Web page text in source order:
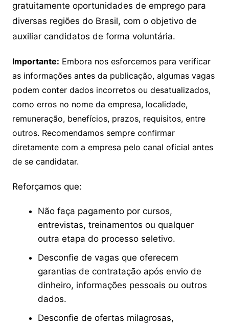
gratuitamente oportunidades de emprego para
diversas regiões do Brasil, com o objetivo de
auxiliar candidatos de forma voluntária.
Importante: Embora nos esforcemos para verificar
as informações antes da publicação, algumas vagas
podem conter dados incorretos ou desatualizados,
como erros no nome da empresa, localidade,
remuneração, benefícios, prazos, requisitos, entre
outros. Recomendamos sempre confirmar
diretamente com a empresa pelo canal oficial antes
de se candidatar.
Reforçamos que:
Não faça pagamento por cursos,
entrevistas, treinamentos ou qualquer
outra etapa do processo seletivo.
Desconfie de vagas que oferecem
garantias de contratação após envio de
dinheiro, informações pessoais ou outros
dados.
Desconfie de ofertas milagrosas,